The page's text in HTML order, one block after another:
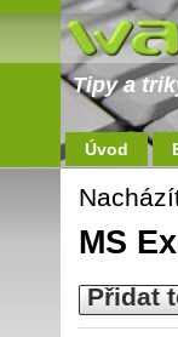
Tipy a
Úvod
MS
Přidat